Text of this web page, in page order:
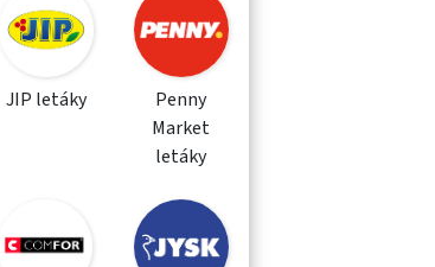
JIP letáky
Penny
Market
letáky